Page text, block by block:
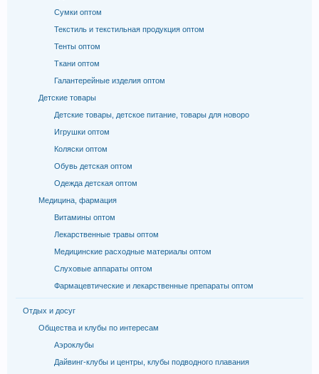
Сумки оптом
Текстиль и текстильная продукция оптом
Тенты оптом
Ткани оптом
Галантерейные изделия оптом
Детские товары
Детские товары, детское питание, товары для новоро
Игрушки оптом
Коляски оптом
Обувь детская оптом
Одежда детская оптом
Медицина, фармация
Витамины оптом
Лекарственные травы оптом
Медицинские расходные материалы оптом
Слуховые аппараты оптом
Фармацевтические и лекарственные препараты оптом
Отдых и досуг
Общества и клубы по интересам
Аэроклубы
Дайвинг-клубы и центры, клубы подводного плавания